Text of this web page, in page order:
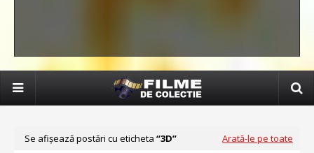
Se afișează postări cu eticheta 3D Arată-le pe toate